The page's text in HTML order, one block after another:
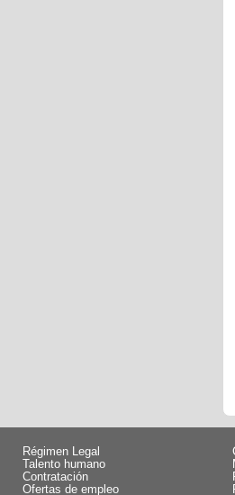
Régimen Legal
Talento humano
Contratación
Ofertas de empleo